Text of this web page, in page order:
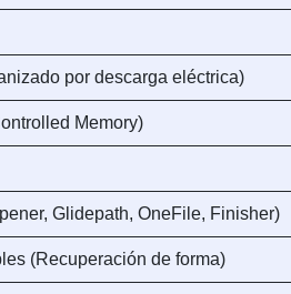
por descarga eléctrica)
Memory)
Glidepath, OneFile, Finisher)
(Recuperación de forma)